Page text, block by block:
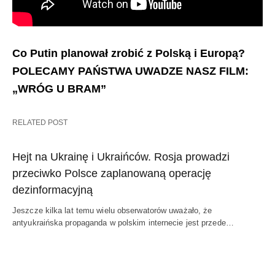
Co Putin planował zrobić z Polską i Europą?
POLECAMY PAŃSTWA UWADZE NASZ FILM:
„WRÓG U BRAM”
RELATED POST
Hejt na Ukrainę i Ukraińców. Rosja prowadzi
przeciwko Polsce zaplanowaną operację
dezinformacyjną
Jeszcze kilka lat temu wielu obserwatorów uważało, że
antyukraińska propaganda w polskim internecie jest przede…